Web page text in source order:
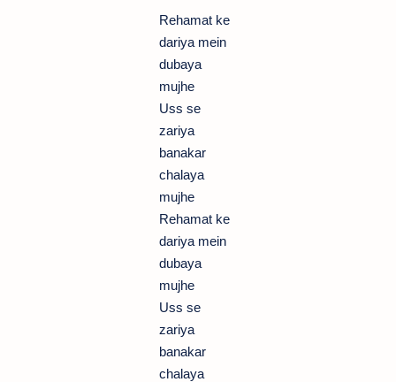
Rehamat ke
dariya mein
dubaya
mujhe
Uss se
zariya
banakar
chalaya
mujhe
Rehamat ke
dariya mein
dubaya
mujhe
Uss se
zariya
banakar
chalaya